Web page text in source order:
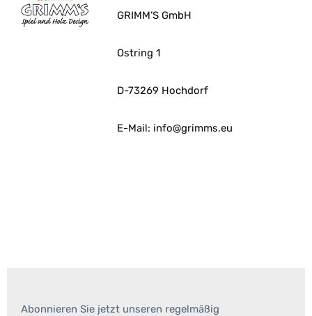
GRIMM’S GmbH
Ostring 1
D-73269 Hochdorf
E-Mail: info@grimms.eu
Abonnieren Sie jetzt unseren regelmäßig